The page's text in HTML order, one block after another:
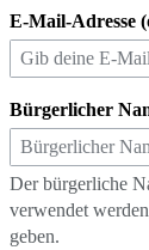
E-Mail-Adresse
Bürgerlicher
Der bürgerliche
verwendet
geben.